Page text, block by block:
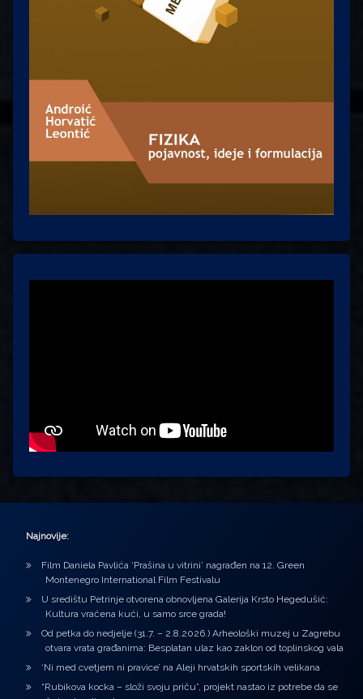
Najnovije:
Film Daniela Pavlića ‘Prašina u vitrini’ nagrađen na 12. Green
Montenegro International Film Festivalu
U središtu Petrinje otvorena obnovljena Galerija Krsto Hegedušić:
Kultura vraćena kući, u samo srce grada!
Od petka do nedjelje (31.7. – 2.8.2026.) Arheološki muzej u Zagrebu
otvara vrata građanima: Besplatan ulaz kao zaklon od toplinskog vala
‘Ni med cvetjem ni pravice’ na Aleji hrvatskih sportskih velikana
“Rubikova kocka – složi svoju priču”, projekt nastao iz potrebe da se